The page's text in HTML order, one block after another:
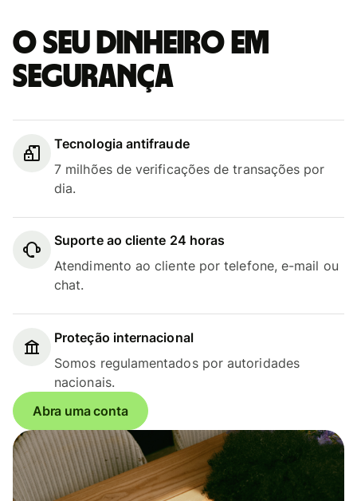
O seu dinheiro em
segurança
Tecnologia antifraude
7 milhões de verificações de transações por
dia.
Suporte ao cliente 24 horas
Atendimento ao cliente por telefone, e-mail ou
chat.
Proteção internacional
Somos regulamentados por autoridades
nacionais.
Abra uma conta